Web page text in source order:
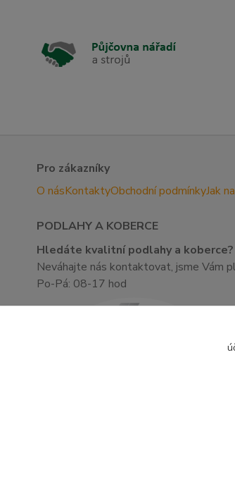
Pro zákazníky
O násKontaktyObchodní podmínkyJak
PODLAHY A KOBERCE
Hledáte kvalitní podlahy a koberce?
Neváhajte nás kontaktovat, jsme Vám
Po-Pá: 08-17 hod